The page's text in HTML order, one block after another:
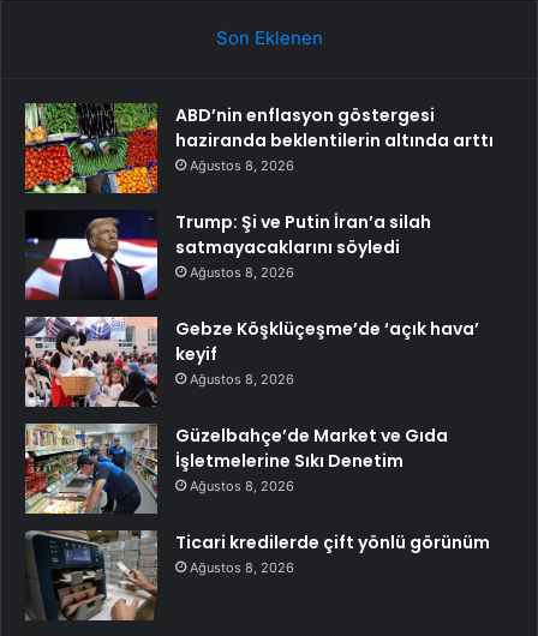
Son Eklenen
ABD’nin enflasyon göstergesi
haziranda beklentilerin altında arttı
Ağustos 8, 2026
Trump: Şi ve Putin İran’a silah
satmayacaklarını söyledi
Ağustos 8, 2026
Gebze Köşklüçeşme’de ‘açık hava’
keyif
Ağustos 8, 2026
Güzelbahçe’de Market ve Gıda
İşletmelerine Sıkı Denetim
Ağustos 8, 2026
Ticari kredilerde çift yönlü görünüm
Ağustos 8, 2026